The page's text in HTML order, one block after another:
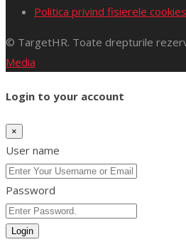
Politica privind fisierele cookies
© TargetHR. Toate drepturile
Media
Login to your account
×
User name
Password
Login